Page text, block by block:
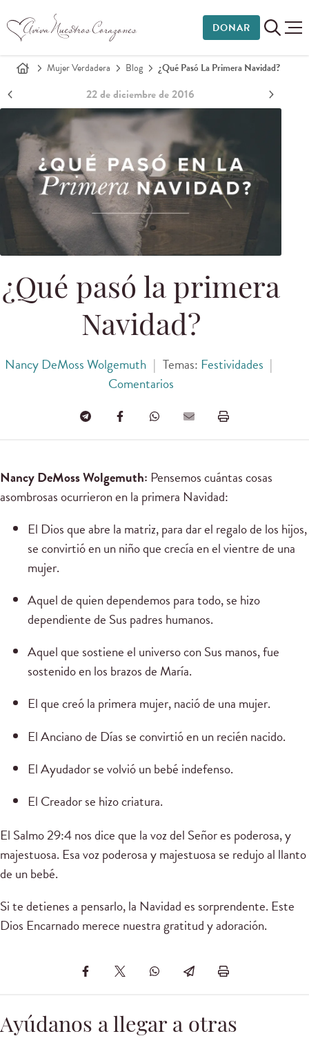
DONAR
Mujer Verdadera Blog ¿Qué Pasó La Primera Navidad?
22 de diciembre de 2016
¿Qué pasó la primera
Navidad?
Nancy DeMoss Wolgemuth | Temas: Festividades |
Comentarios
Nancy DeMoss Wolgemuth: Pensemos cuántas cosas
asombrosas ocurrieron en la primera Navidad:
El Dios que abre la matriz, para dar el regalo de los hijos,
se convirtió en un niño que crecía en el vientre de una
mujer.
Aquel de quien dependemos para todo, se hizo
dependiente de Sus padres humanos.
Aquel que sostiene el universo con Sus manos, fue
sostenido en los brazos de María.
El que creó la primera mujer, nació de una mujer.
El Anciano de Días se convirtió en un recién nacido.
El Ayudador se volvió un bebé indefenso.
El Creador se hizo criatura.
El Salmo 29:4 nos dice que la voz del Señor es poderosa, y
majestuosa. Esa voz poderosa y majestuosa se redujo al llanto
de un bebé.
Si te detienes a pensarlo, la Navidad es sorprendente. Este
Dios Encarnado merece nuestra gratitud y adoración.
Ayúdanos a llegar a otras